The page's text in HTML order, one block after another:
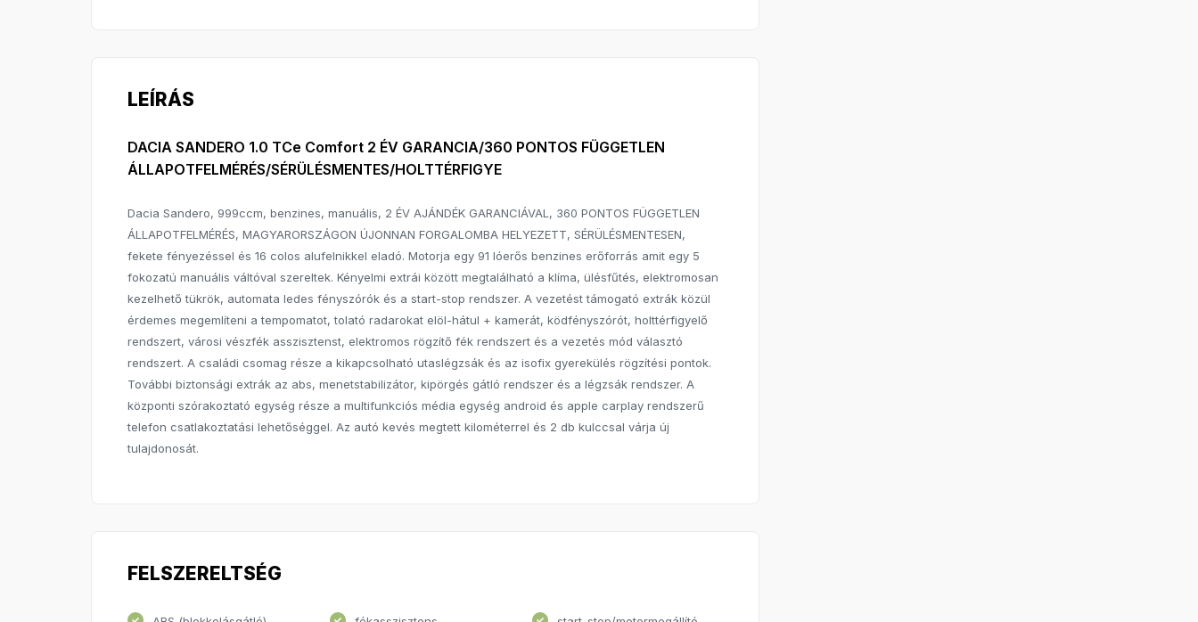
LEÍRÁS
DACIA SANDERO 1.0 TCe Comfort 2 ÉV GARANCIA/360 PONTOS FÜGGETLEN
ÁLLAPOTFELMÉRÉS/SÉRÜLÉSMENTES/HOLTTÉRFIGYE
Dacia Sandero, 999ccm, benzines, manuális, 2 ÉV AJÁNDÉK GARANCIÁVAL, 360 PONTOS FÜGGETLEN
ÁLLAPOTFELMÉRÉS, MAGYARORSZÁGON ÚJONNAN FORGALOMBA HELYEZETT, SÉRÜLÉSMENTESEN,
fekete fényezéssel és 16 colos alufelnikkel eladó. Motorja egy 91 lóerős benzines erőforrás amit egy 5
fokozatú manuális váltóval szereltek. Kényelmi extrái között megtalálható a klíma, ülésfűtés, elektromosan
kezelhető tükrök, automata ledes fényszórók és a start-stop rendszer. A vezetést támogató extrák közül
érdemes megemlíteni a tempomatot, tolató radarokat elöl-hátul + kamerát, ködfényszórót, holttérfigyelő
rendszert, városi vészfék asszisztenst, elektromos rögzítő fék rendszert és a vezetés mód választó
rendszert. A családi csomag része a kikapcsolható utaslégzsák és az isofix gyerekülés rögzítési pontok.
További biztonsági extrák az abs, menetstabilizátor, kipörgés gátló rendszer és a légzsák rendszer. A
központi szórakoztató egység része a multifunkciós média egység android és apple carplay rendszerű
telefon csatlakoztatási lehetőséggel. Az autó kevés megtett kilométerrel és 2 db kulccsal várja új
tulajdonosát.
FELSZERELTSÉG